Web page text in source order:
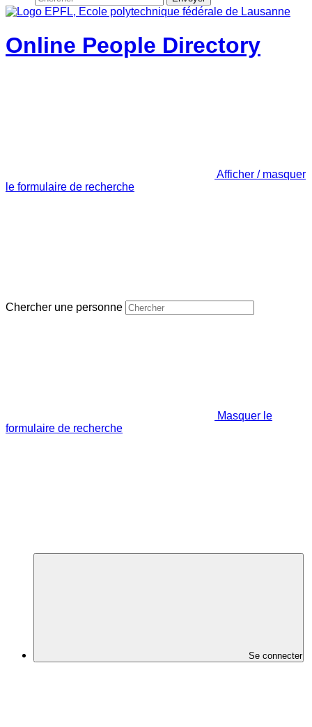
Online People Directory
Afficher / masquer
le formulaire de recherche
Chercher une personne
Masquer le
formulaire de recherche
Se connecter